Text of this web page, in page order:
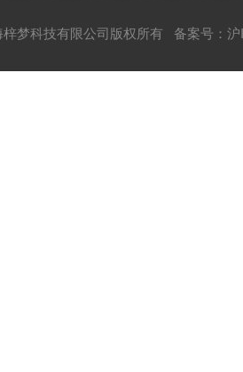
梓梦科技有限公司版权所有 备案号：